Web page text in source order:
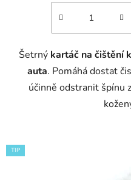
Šetrný kartáč na čištění
auta. Pomáhá dostat
účinně odstranit špínu
TIP